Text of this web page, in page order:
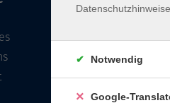
96450 Coburg
info@vhs-
Notwendig
Google-